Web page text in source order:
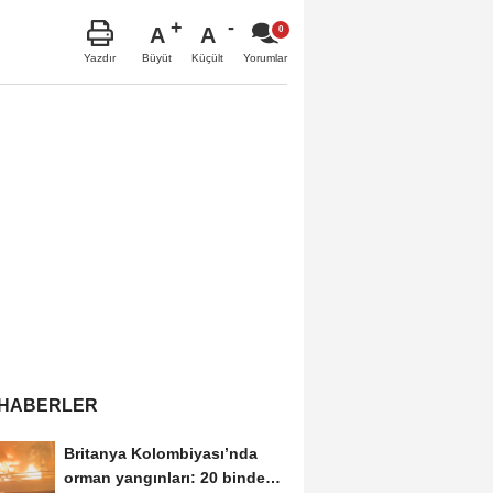
Yazdır
A
Büyüt
A
Küçült Yorumlar
Britanya Kolombiyası’nda
orman yangınları: 20 binden